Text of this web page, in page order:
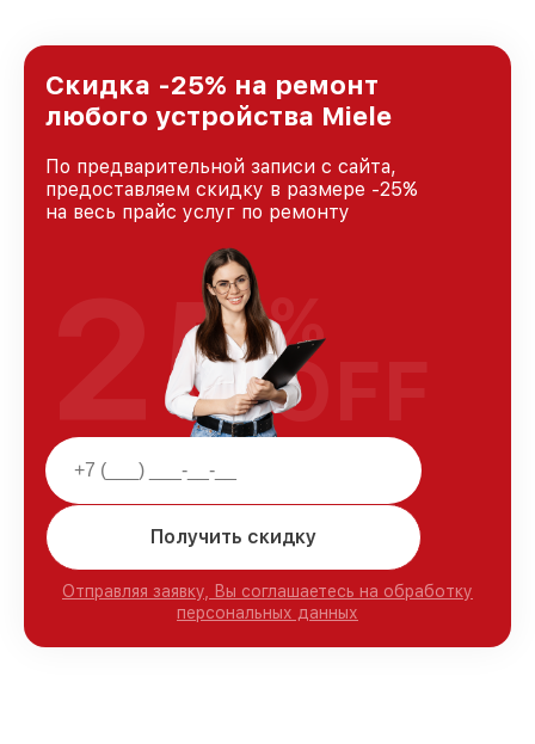
Краснодаре, постоянно повышая уровень
доверия и лояльности наших клиентов.
Скидка -25% на ремонт
любого устройства Miele
По предварительной записи с сайта,
предоставляем скидку в размере -25%
на весь прайс услуг по ремонту
Получить скидку
Отправляя заявку, Вы соглашаетесь на обработку
персональных данных
25%
OFF